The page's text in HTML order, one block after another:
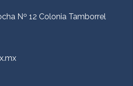
Nº 12 Colonia Tamborrel